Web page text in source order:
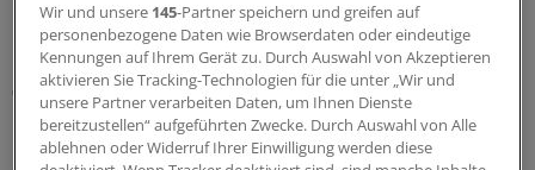
Deshalb versorgen sie Patienten nur im Doppelpack.
Doch das ist längst nicht ihre einzige Herausforderung.
08.08.2026
Wir und unsere 145-Partner speichern und greifen auf
personenbezogene Daten wie Browserdaten oder eindeutige
Kennungen auf Ihrem Gerät zu. Durch Auswahl von Akzeptieren
aktivieren Sie Tracking-Technologien für die unter „Wir und
unsere Partner verarbeiten Daten, um Ihnen Dienste
bereitzustellen“ aufgeführten Zwecke. Durch Auswahl von Alle
ablehnen oder Widerruf Ihrer Einwilligung werden diese